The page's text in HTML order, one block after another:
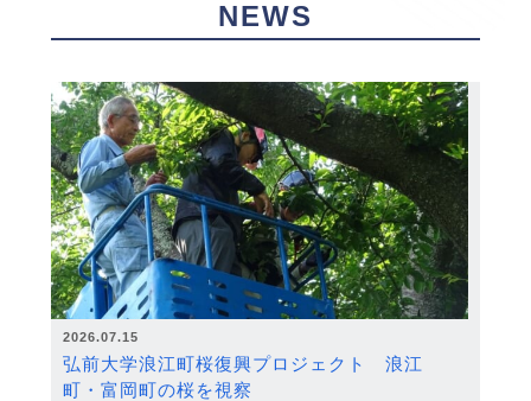
NEWS
2026.07.15
弘前大学浪江町桜復興プロジェクト 浪江
町・富岡町の桜を視察